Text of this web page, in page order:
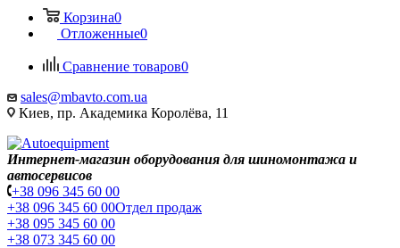
Корзина0
Отложенные0
Сравнение товаров0
sales@mbavto.com.ua
Киев, пр. Академика Королёва, 11
Интернет-магазин оборудования для шиномонтажа и
автосервисов
+38 096 345 60 00
+38 096 345 60 00Отдел продаж
+38 095 345 60 00
+38 073 345 60 00